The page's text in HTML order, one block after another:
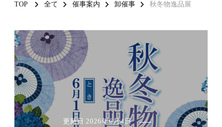
TOP 全て 催事案内 卸催事 秋冬物逸品展
更新日 2026年6月4日